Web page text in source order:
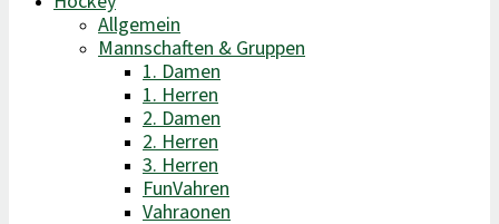
Allgemein
Mannschaften & Gruppen
1. Damen
1. Herren
2. Damen
2. Herren
3. Herren
FunVahren​
Vahraonen